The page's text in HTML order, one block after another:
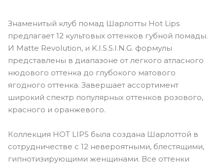
Знаменитый клуб помад Шарлотты Hot Lips
предлагает 12 культовых оттенков губной помады.
И Matte Revolution, и K.I.S.S.I.N.G. формулы
представлены в диапазоне от легкого атласного
нюдового оттенка до глубокого матового
ягодного оттенка. Завершает ассортимент
широкий спектр популярных оттенков розового,
красного и оранжевого.
Коллекция HOT LIPS была создана Шарлоттой в
сотрудничестве с 12 невероятными, блестящими,
гипнотизирующими женщинами. Все оттенки